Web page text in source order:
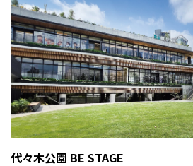
代々木公園 BE STAGE